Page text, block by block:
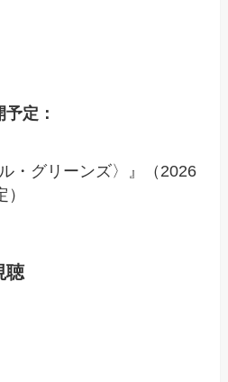
定：
・グリーンズ〉』（2026
聴